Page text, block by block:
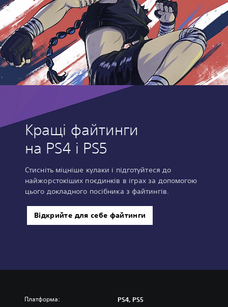
Кращі файтинги
на PS4 і PS5
Стисніть міцніше кулаки і підготуйтеся до
найжорстокіших поєдинків в іграх за допомогою
цього докладного посібника з файтингів.
Відкрийте для себе файтинги
Платформа: PS4, PS5